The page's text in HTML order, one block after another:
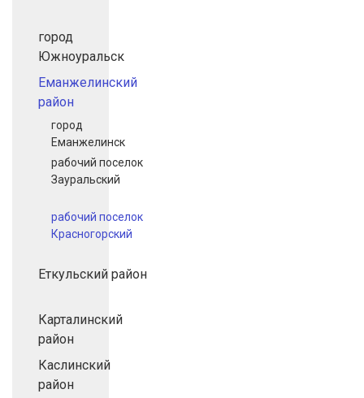
город
Южноуральск
Еманжелинский
район
город
Еманжелинск
рабочий поселок
Зауральский
рабочий поселок
Красногорский
Еткульский район
Карталинский
район
Каслинский
район